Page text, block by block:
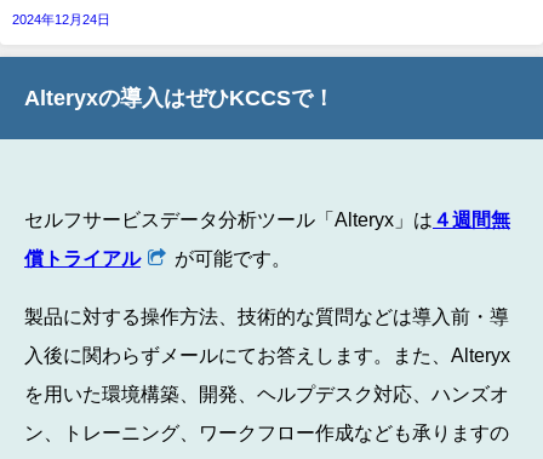
2024年12月24日
Alteryxの導入はぜひKCCSで！
セルフサービスデータ分析ツール「Alteryx」は ４週間無
償トライアル
が可能です。
製品に対する操作方法、技術的な質問などは導入前・導
入後に関わらずメールにてお答えします。また、Alteryx
を用いた環境構築、開発、ヘルプデスク対応、ハンズオ
ン、トレーニング、ワークフロー作成なども承りますの